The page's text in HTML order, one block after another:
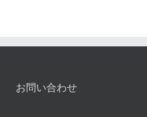
お問い合わせ